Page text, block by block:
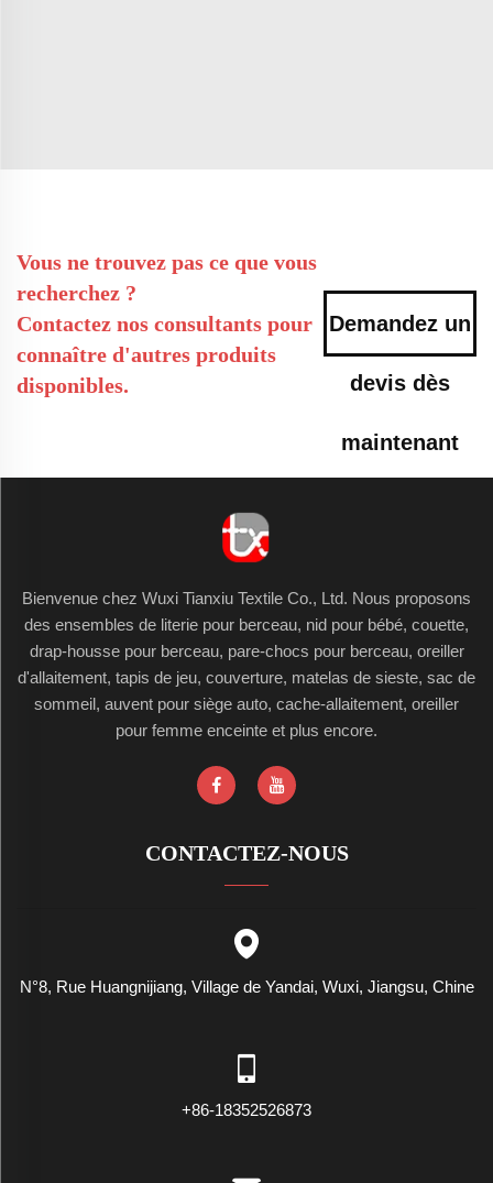
Vous ne trouvez pas ce que vous
recherchez ?
Contactez nos consultants pour
connaître d'autres produits
disponibles.
Demandez un
devis dès
maintenant
Bienvenue chez Wuxi Tianxiu Textile Co., Ltd. Nous proposons
des ensembles de literie pour berceau, nid pour bébé, couette,
drap-housse pour berceau, pare-chocs pour berceau, oreiller
d'allaitement, tapis de jeu, couverture, matelas de sieste, sac de
sommeil, auvent pour siège auto, cache-allaitement, oreiller
pour femme enceinte et plus encore.
CONTACTEZ-NOUS
N°8, Rue Huangnijiang, Village de Yandai, Wuxi, Jiangsu, Chine
+86-18352526873